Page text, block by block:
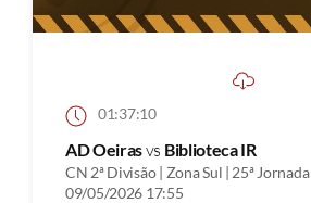
01:37:10
AD Oeirasvs Biblioteca IR
CN 2ª Divisão | Zona Sul | 25ª Jornada
09/05/2026 17:55